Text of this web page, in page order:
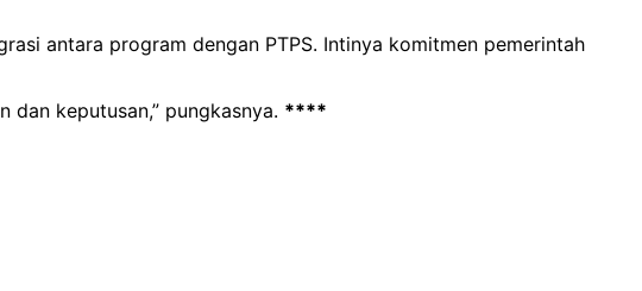
antara program dengan PTPS. Intinya komitmen pemerintah
dan keputusan,” pungkasnya. ****